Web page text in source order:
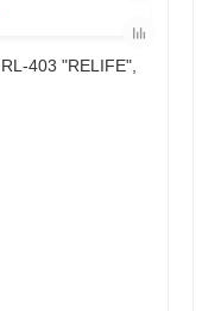
403 "RELIFE",